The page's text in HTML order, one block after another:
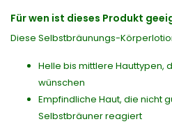
Für wen ist dieses Produkt
Diese Selbstbräunungs-
Helle bis mittlere Hauttypen,
wünschen
Empfindliche Haut, die nicht
Selbstbräuner reagiert